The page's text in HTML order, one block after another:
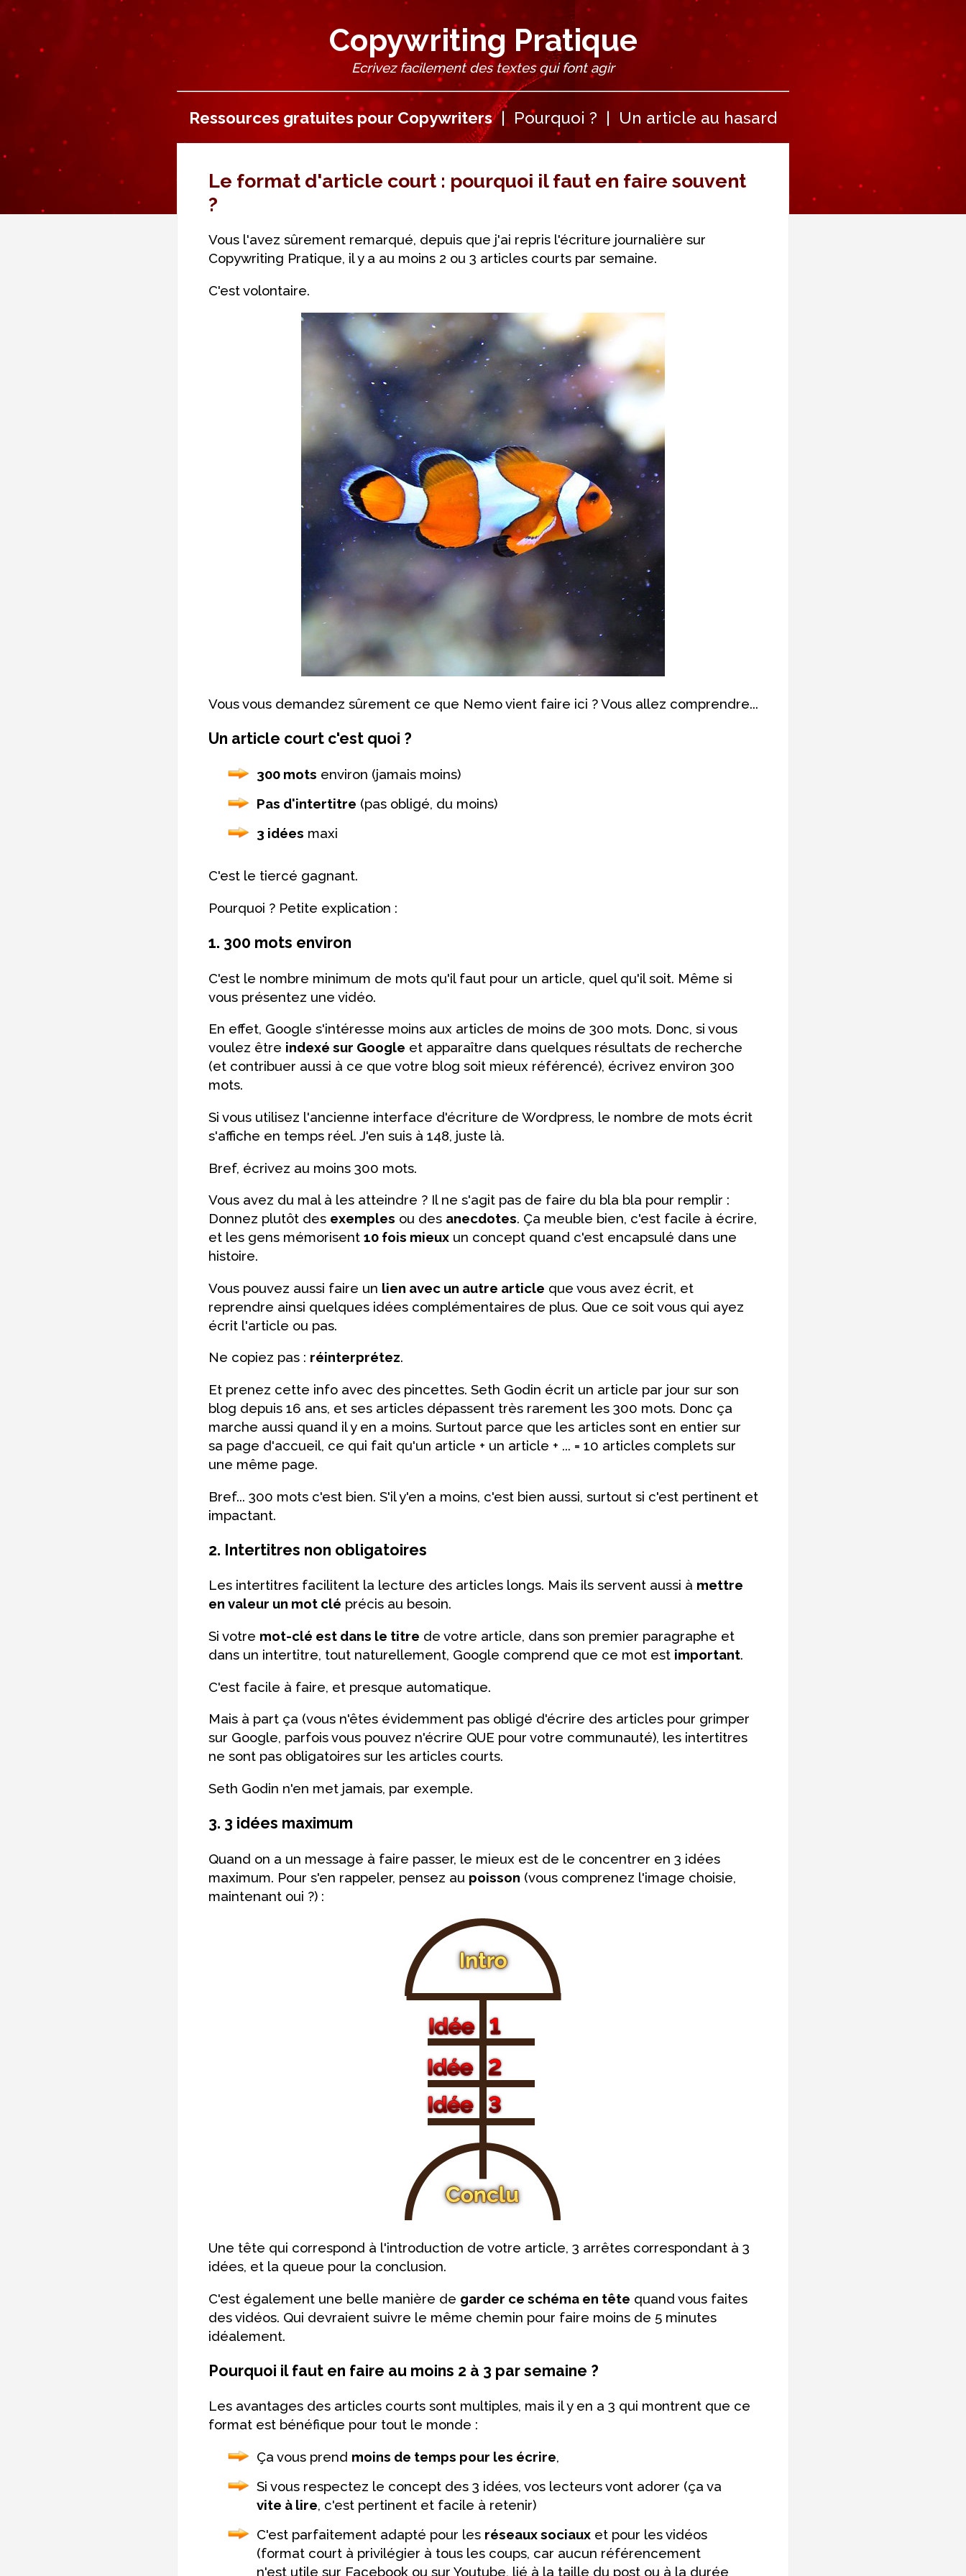
Copywriting Pratique
Ecrivez facilement des textes qui font agir
Ressources gratuites pour Copywriters| Pourquoi ? | Un article au hasard
Le format d'article court : pourquoi il faut en faire souvent
?
Vous l'avez sûrement remarqué, depuis que j'ai repris l'écriture journalière sur
Copywriting Pratique, il y a au moins 2 ou 3 articles courts par semaine.
C'est volontaire.
Vous vous demandez sûrement ce que Nemo vient faire ici ? Vous allez comprendre...
Un article court c'est quoi ?
300 mots environ (jamais moins)
Pas d'intertitre (pas obligé, du moins)
3 idées maxi
C'est le tiercé gagnant.
Pourquoi ? Petite explication :
1. 300 mots environ
C'est le nombre minimum de mots qu'il faut pour un article, quel qu'il soit. Même si
vous présentez une vidéo.
En effet, Google s'intéresse moins aux articles de moins de 300 mots. Donc, si vous
voulez être indexé sur Google et apparaître dans quelques résultats de recherche
(et contribuer aussi à ce que votre blog soit mieux référencé), écrivez environ 300
mots.
Si vous utilisez l'ancienne interface d'écriture de Wordpress, le nombre de mots écrit
s'affiche en temps réel. J'en suis à 148, juste là.
Bref, écrivez au moins 300 mots.
Vous avez du mal à les atteindre ? Il ne s'agit pas de faire du bla bla pour remplir :
Donnez plutôt des exemples ou des anecdotes. Ça meuble bien, c'est facile à écrire,
et les gens mémorisent 10 fois mieuxun concept quand c'est encapsulé dans une
histoire.
Vous pouvez aussi faire un lien avec un autre article que vous avez écrit, et
reprendre ainsi quelques idées complémentaires de plus. Que ce soit vous qui ayez
écrit l'article ou pas.
Ne copiez pas : réinterprétez.
Et prenez cette info avec des pincettes. Seth Godin écrit un article par jour sur son
blog depuis 16 ans, et ses articles dépassent très rarement les 300 mots. Donc ça
marche aussi quand il y en a moins. Surtout parce que les articles sont en entier sur
sa page d'accueil, ce qui fait qu'un article + un article + ... = 10 articles complets sur
une même page.
Bref... 300 mots c'est bien. S'il y'en a moins, c'est bien aussi, surtout si c'est pertinent et
impactant.
2. Intertitres non obligatoires
Les intertitres facilitent la lecture des articles longs. Mais ils servent aussi à mettre
en valeur un mot clé précis au besoin.
Si votre mot-clé est dans le titre de votre article, dans son premier paragraphe et
dans un intertitre, tout naturellement, Google comprend que ce mot est important.
C'est facile à faire, et presque automatique.
Mais à part ça (vous n'êtes évidemment pas obligé d'écrire des articles pour grimper
sur Google, parfois vous pouvez n'écrire QUE pour votre communauté), les intertitres
ne sont pas obligatoires sur les articles courts.
Seth Godin n'en met jamais, par exemple.
3. 3 idées maximum
Quand on a un message à faire passer, le mieux est de le concentrer en 3 idées
maximum. Pour s'en rappeler, pensez au poisson (vous comprenez l'image choisie,
maintenant oui ?) :
Une tête qui correspond à l'introduction de votre article, 3 arrêtes correspondant à 3
idées, et la queue pour la conclusion.
C'est également une belle manière de garder ce schéma en tête quand vous faites
des vidéos. Qui devraient suivre le même chemin pour faire moins de 5 minutes
idéalement.
Pourquoi il faut en faire au moins 2 à 3 par semaine ?
Les avantages des articles courts sont multiples, mais il y en a 3 qui montrent que ce
format est bénéfique pour tout le monde :
Ça vous prend moins de temps pour les écrire,
Si vous respectez le concept des 3 idées, vos lecteurs vont adorer (ça va
vite à lire, c'est pertinent et facile à retenir)
C'est parfaitement adapté pour les réseaux sociaux et pour les vidéos
(format court à privilégier à tous les coups, car aucun référencement
n'est utile sur Facebook ou sur Youtube, lié à la taille du post ou à la durée